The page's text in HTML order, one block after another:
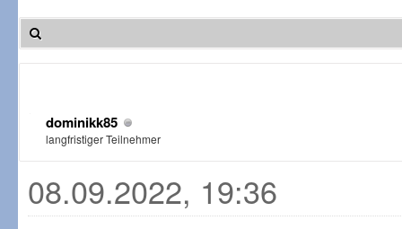
dominikk85
langfristiger Teilnehmer
08.09.2022, 19:36